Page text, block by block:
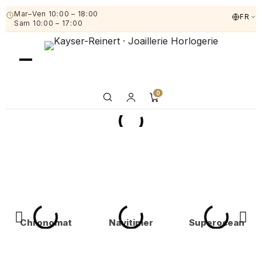
Mar–Ven 10:00 – 18:00
Sam 10:00 – 17:00
FR
0
Chronomat Navitimer Superocean